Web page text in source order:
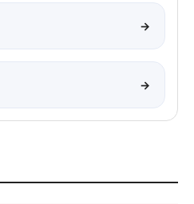
→
→